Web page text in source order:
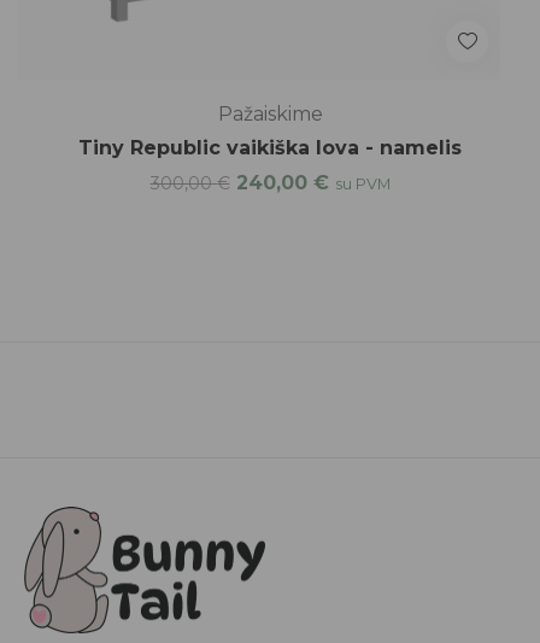
Pažaiskime
Tiny Republic vaikiška lova - namelis
300,00€ 240,00 € su PVM